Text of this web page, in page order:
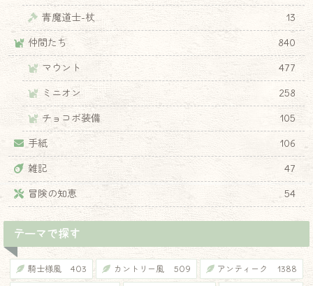
青魔道士-杖
13
仲間たち
840
マウント
477
ミニオン
258
チョコボ装備
105
手紙
106
雑記
47
冒険の知恵
54
テーマで探す
騎士様風 403 カントリー風 509 アンティーク 1388